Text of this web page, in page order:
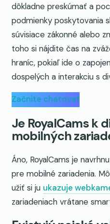
dôkladne preskúmať a
podmienky poskytovania
súvisiace zákonné alebo
toho si nájdite čas na
hraníc, pokiaľ ide o
dospelých a interakciu s
Začnite chatovať
Je RoyalCams k
mobilných
Áno, RoyalCams je
pre mobilné zariadenia.
užiť si ju ukazuje
zariadeniach vrátane